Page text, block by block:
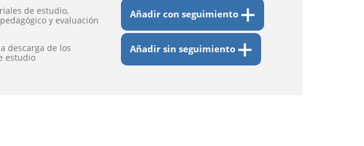
de estudio,
y evaluación
Añadir con seguimiento
descarga de los
estudio
Añadir sin seguimiento